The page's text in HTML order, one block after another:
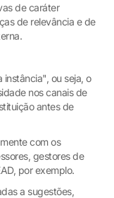
de caráter
de relevância e de
ou seja, o
nos canais de
antes de
com os
gestores de
por exemplo.
a sugestões,